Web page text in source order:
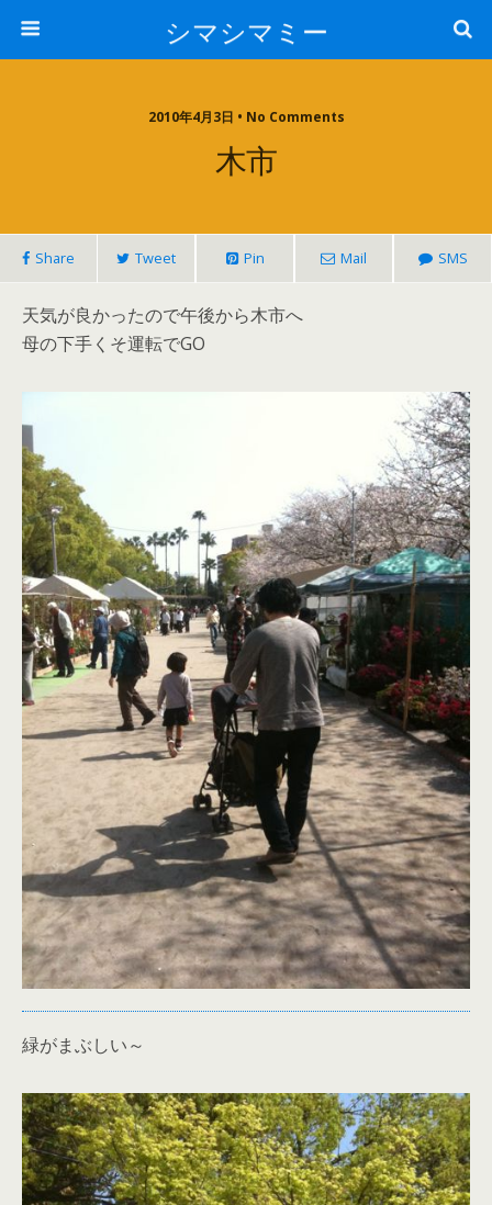
シマシマミー
2010年4月3日 • No Comments
木市
Share Tweet Pin Mail SMS
天気が良かったので午後から木市へ
母の下手くそ運転でGO
緑がまぶしい～